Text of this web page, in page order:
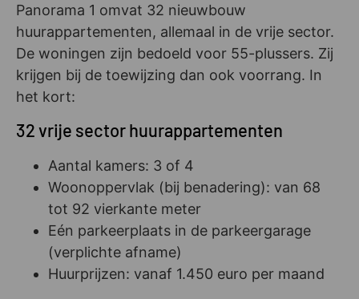
Panorama 1 omvat 32 nieuwbouw
huurappartementen, allemaal in de vrije sector.
De woningen zijn bedoeld voor 55-plussers. Zij
krijgen bij de toewijzing dan ook voorrang. In
het kort:
32 vrije sector huurappartementen
Aantal kamers: 3 of 4
Woonoppervlak (bij benadering): van 68
tot 92 vierkante meter
Eén parkeerplaats in de parkeergarage
(verplichte afname)
Huurprijzen: vanaf 1.450 euro per maand